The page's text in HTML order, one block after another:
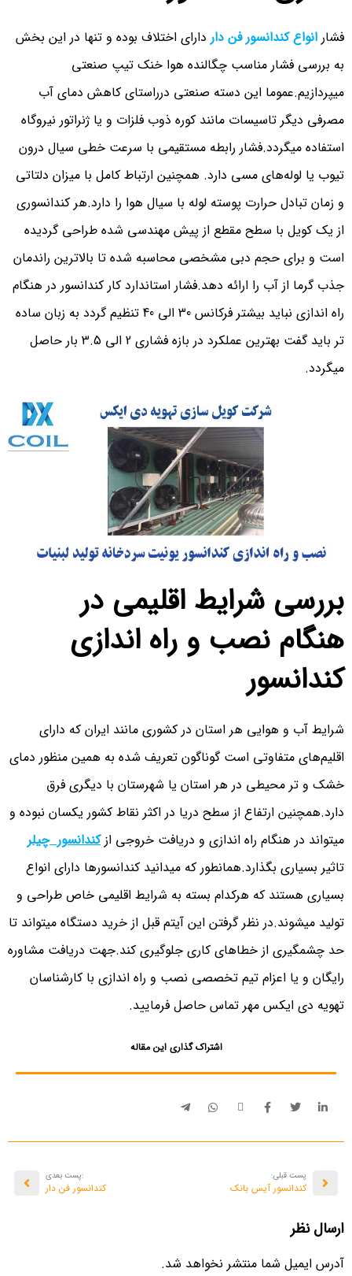
فشار انواع کندانسور فن دار دارای اختلاف بوده و تنها در این بخش
به بررسی فشار مناسب چگالنده هوا خنک تیپ صنعتی
میپردازیم.عموما این دسته صنعتی درراستای کاهش دمای آب
مصرفی دیگر تاسیسات مانند کوره ذوب فلزات و یا ژنراتور نیروگاه
استفاده میگردد.فشار رابطه مستقیمی با سرعت خطی سیال درون
تیوب یا لوله‌های مسی دارد. همچنین ارتباط کامل با میزان دلتاتی
و زمان تبادل حرارت پوسته لوله با سیال هوا را دارد.هر کندانسوری
از یک کویل با سطح مقطع از پیش مهندسی شده طراحی گردیده
است و برای حجم دبی مشخصی محاسبه شده تا بالاترین راندمان
جذب گرما از آب را ارائه دهد.فشار استاندارد کار کندانسور در هنگام
راه اندازی نباید بیشتر فرکانس 30 الی 40 تنظیم گردد به زبان ساده
تر باید گفت بهترین عملکرد در بازه فشاری 2 الی 3.5 بار حاصل
میگردد.
بررسی شرایط اقلیمی در
هنگام نصب و راه اندازی
کندانسور
شرایط آب و هوایی هر استان در کشوری مانند ایران که دارای
اقلیم‌های متفاوتی است گوناگون تعریف شده به همین منظور دمای
خشک و تر محیطی در هر استان یا شهرستان با دیگری فرق
دارد.همچنین ارتفاع از سطح دریا در اکثر نقاط کشور یکسان نبوده و
میتواند در هنگام راه اندازی و دریافت خروجی ازکندانسور چیلر
تاثیر بسیاری بگذارد.همانطور که میدانید کندانسورها دارای انواع
بسیاری هستند که هرکدام بسته به شرایط اقلیمی خاص طراحی و
تولید میشوند.در نظر گرفتن این آیتم قبل از خرید دستگاه میتواند تا
حد چشمگیری از خطاهای کاری جلوگیری کند.جهت دریافت مشاوره
رایگان و یا اعزام تیم تخصصی نصب و راه اندازی با کارشناسان
تهویه دی ایکس مهر تماس حاصل فرمایید.
اشتراک گذاری این مقاله
پست قبلی:
کندانسور آیس بانک
:پست بعدی
کندانسور فن دار
ارسال نظر
آدرس ایمیل شما منتشر نخواهد شد.